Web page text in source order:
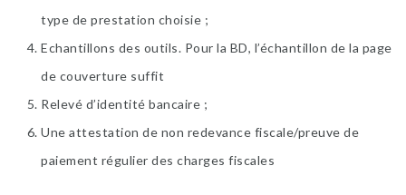
type de prestation choisie ;
Echantillons des outils. Pour la BD, l’échantillon de la page
de couverture suffit
Relevé d’identité bancaire ;
Une attestation de non redevance fiscale/preuve de
paiement régulier des charges fiscales